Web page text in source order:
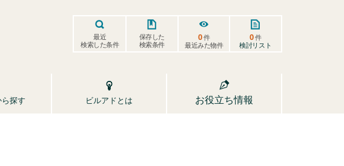
最近
検索した条件
保存した
検索条件
0件
最近みた物件
0件
検討リスト
探す ビルアドとは お役立ち情報